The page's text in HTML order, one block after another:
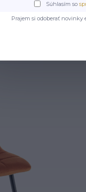
Súhlasím so
Prajem si odoberať novinky